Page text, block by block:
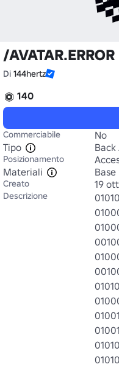
/AVATAR.ERROR
Di 144hertz
140
Commerciabile
No
Tipo
Back
Posizionamento
Materiali
Base
Creato 19
Descrizione